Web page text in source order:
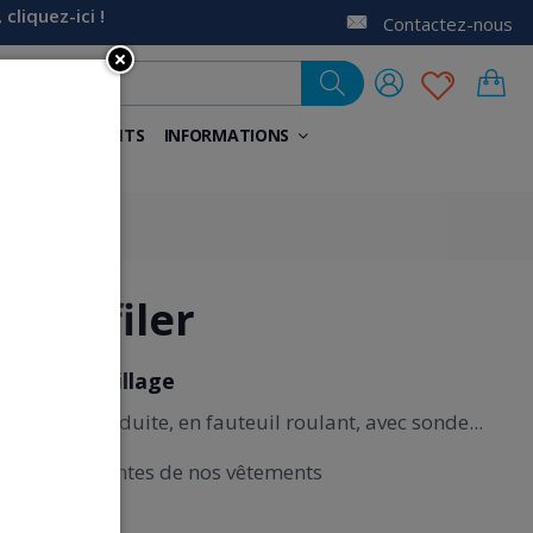
cliquez-ici ! Contactez-nous
AIDANTS INFORMATIONS
à enfiler
à l'habillage
mobilité réduite, en fauteuil roulant, avec sonde...
innovantes de nos vêtements